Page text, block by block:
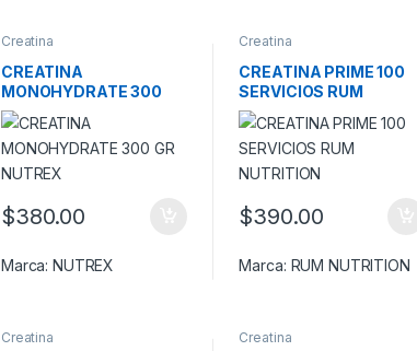
Creatina
CREATINA
MONOHYDRATE 300
GR NUTREX
$380.00
Marca:NUTREX
Creatina
CREATINA PRIME 100
SERVICIOS RUM
NUTRITION
$390.00
Marca: RUM NUTRITION
Creatina Creatina